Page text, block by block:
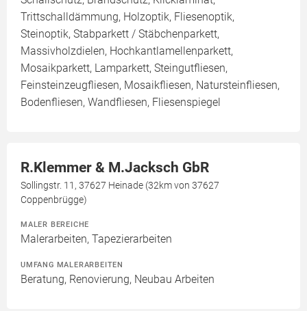
Trittschalldämmung, Holzoptik, Fliesenoptik,
Steinoptik, Stabparkett / Stäbchenparkett,
Massivholzdielen, Hochkantlamellenparkett,
Mosaikparkett, Lamparkett, Steingutfliesen,
Feinsteinzeugfliesen, Mosaikfliesen, Natursteinfliesen,
Bodenfliesen, Wandfliesen, Fliesenspiegel
R.Klemmer & M.Jacksch GbR
Sollingstr. 11, 37627 Heinade (32km von 37627
Coppenbrügge)
MALER BEREICHE
Malerarbeiten, Tapezierarbeiten
UMFANG MALERARBEITEN
Beratung, Renovierung, Neubau Arbeiten